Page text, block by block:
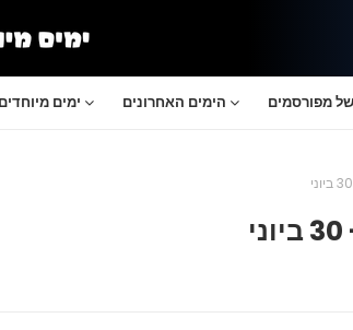
ימים הימים האחרונים מפורסמים